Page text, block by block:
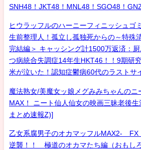
SNH48！JKT48！MNL48！SGO48！
ヒウラッフルのハーニーフィニッシュゴ
生前整理人！孤立し孤独死からの～特殊
完結編＞ キャッシング計1500万返済：
つ病統合失調症14年生HKT46！！9期研
米が泣いた！認知症鬱病60代のラストサ
魔法熟女/美魔女ッ娘メグみみちゃんのニ
MAX！ ニート仙人仙女の映画三昧老後
まとめ速報Z)]
乙女系腐男子のオカマッフルMAX2- FX
逆襲！！ 極道のオカマたち編（おもし